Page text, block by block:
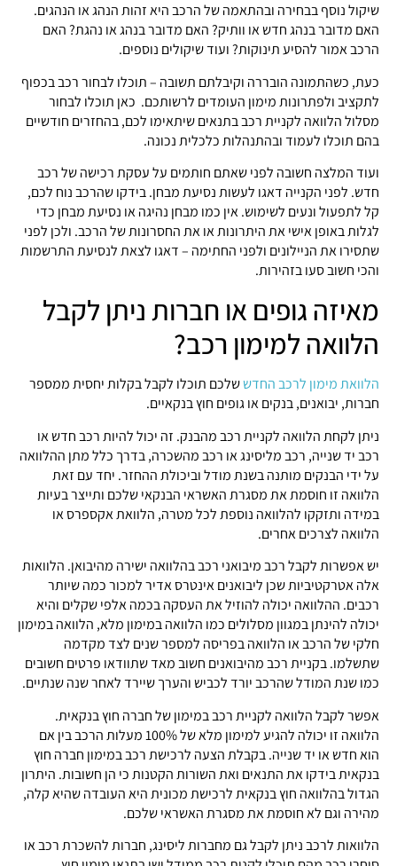
שיקול נוסף בבחירה ובהתאמה של הרכב היא זהות הנהג או הנהגים.
האם מדובר בנהג חדש או וותיק? האם מדובר בנהג או נהגת? האם
הרכב אמור להסיע תינוקות? ועוד שיקולים נוספים.
כעת, כשהתמונה הובררה וקיבלתם תשובה – תוכלו לבחור רכב בכפוף
לתקציב ולפתרונות מימון העומדים לרשותכם. כאן תוכלו לבחור
מסלול הלוואה לקניית רכב בתנאים שיתאימו לכם, בהחזרים חודשיים
בהם תוכלו לעמוד ובהתנהלות כלכלית נכונה.
ועוד המלצה חשובה לפני שאתם חותמים על עסקת רכישה של רכב
חדש. לפני הקנייה דאגו לעשות נסיעת מבחן. בידקו שהרכב נוח לכם,
קל לתפעול ונעים לשימוש. אין כמו מבחן נהיגה או נסיעת מבחן כדי
לגלות באופן אישי את היתרונות או את החסרונות של הרכב. ולכן לפני
שתסירו את הניילונים ולפני החתימה – דאגו לצאת לנסיעת התרשמות
והכי חשוב סעו בזהירות.
מאיזה גופים או חברות ניתן לקבל
הלוואה למימון רכב?
הלוואת מימון לרכב החדששלכם תוכלו לקבל בקלות יחסית ממספר
חברות, יבואנים, בנקים או גופים חוץ בנקאיים.
ניתן לקחת הלוואה לקניית רכב מהבנק. זה יכול להיות רכב חדש או
רכב יד שנייה, רכב מליסינג או רכב מהשכרה, בדרך כלל מתן ההלוואה
על ידי הבנקים מותנה בשנת מודל וביכולת ההחזר. יחד עם זאת
הלוואה זו חוסמת את מסגרת האשראי הבנקאי שלכם ותייצר בעיות
במידה ותזקקו להלוואה נוספת לכל מטרה, הלוואת אקספרס או
הלוואה לצרכים אחרים.
יש אפשרות לקבל רכב מיבואני רכב בהלוואה ישירה מהיבואן. הלוואות
אלה אטרקטיביות שכן ליבואנים אינטרס אדיר למכור כמה שיותר
רכבים. ההלוואה יכולה להוזיל את העסקה בכמה אלפי שקלים והיא
יכולה להינתן במגוון מסלולים כמו הלוואה במימון מלא, הלוואה במימון
חלקי של הרכב או הלוואה בפריסה למספר שנים לצד מקדמה
שתשלמו. בקניית רכב מהיבואנים חשוב מאד שתוודאו פרטים חשובים
כמו שנת המודל שהרכב יורד לכביש והערך שיירד לאחר שנה שנתיים.
אפשר לקבל הלוואה לקניית רכב במימון של חברה חוץ בנקאית.
הלוואה זו יכולה להגיע למימון מלא של 100% מעלות הרכב בין אם
הוא חדש או יד שנייה. בקבלת הצעה לרכישת רכב במימון חברה חוץ
בנקאית בידקו את התנאים ואת השורות הקטנות כי הן חשובות. היתרון
הגדול בהלוואה חוץ בנקאית לרכישת מכונית היא העובדה שהיא קלה,
מהירה וגם לא חוסמת את מסגרת האשראי שלכם.
הלוואות לרכב ניתן לקבל גם מחברות ליסינג, חברות להשכרת רכב או